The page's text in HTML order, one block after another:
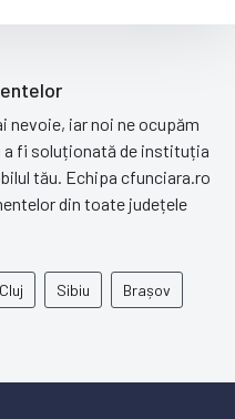
nevoie, iar noi ne ocupăm
a fi soluționată de instituția
tău. Echipa cfunciara.ro
din toate județele
Cluj Sibiu Brașov